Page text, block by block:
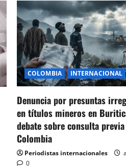
COLOMBIA INTERNACIONAL
Denuncia por presuntas
en títulos mineros en
debate sobre consulta
Colombia
Periodistas internacionales
0